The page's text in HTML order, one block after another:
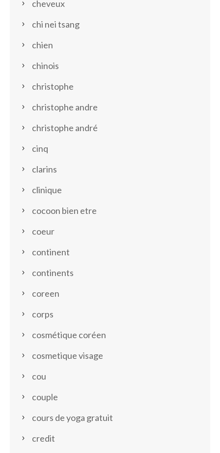
cheveux
chi nei tsang
chien
chinois
christophe
christophe andre
christophe andré
cinq
clarins
clinique
cocoon bien etre
coeur
continent
continents
coreen
corps
cosmétique coréen
cosmetique visage
cou
couple
cours de yoga gratuit
credit